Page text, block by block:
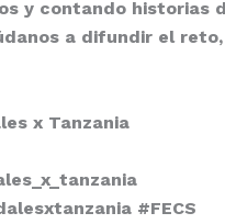
y contando historias
a difundir el reto,
x Tanzania
#FECS